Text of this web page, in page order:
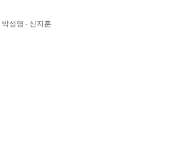
박성영 · 신지훈